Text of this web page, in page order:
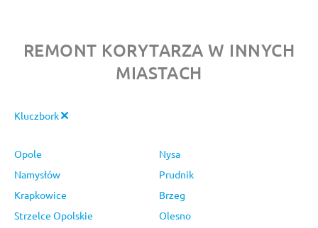
REMONT KORYTARZA W INNYCH
MIASTACH
Kluczbork
Opole
Nysa
Namysłów
Prudnik
Krapkowice
Brzeg
Strzelce Opolskie
Olesno